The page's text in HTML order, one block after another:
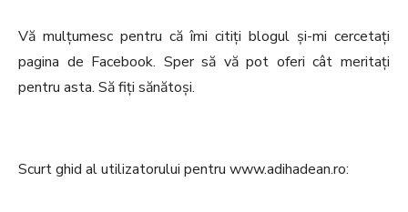
Vă mulțumesc pentru că îmi citiți blogul și-mi cercetați
pagina de Facebook. Sper să vă pot oferi cât meritați
pentru asta. Să fiți sănătoși.
Scurt ghid al utilizatorului pentru www.adihadean.ro: